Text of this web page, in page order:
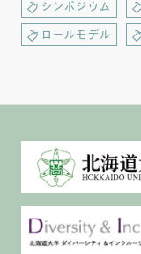
シンポジウム
ロールモデル